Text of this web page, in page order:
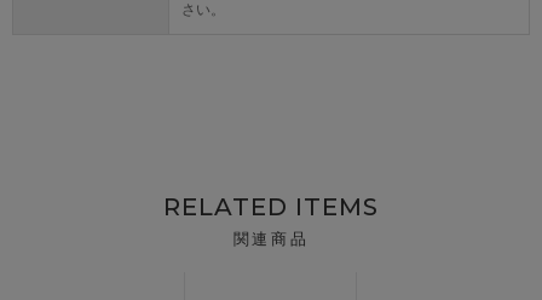
さい。
RELATED ITEMS
関連商品